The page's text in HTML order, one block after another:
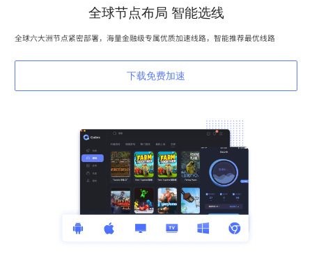
全球节点布局 智能选线
全球六大洲节点紧密部署，海量金融级专属优质加速线路，智能推荐最优线路
下载免费加速